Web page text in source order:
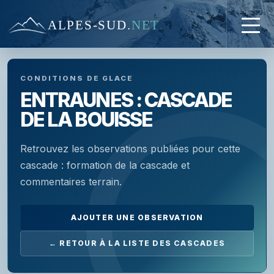
ALPES-SUD.NET
CONDITIONS DE GLACE
ENTRAUNES : CASCADE
DE LA BOUISSE
Retrouvez les observations publiées pour cette
cascade : formation de la cascade et
commentaires terrain.
AJOUTER UNE OBSERVATION
← RETOUR À LA LISTE DES CASCADES